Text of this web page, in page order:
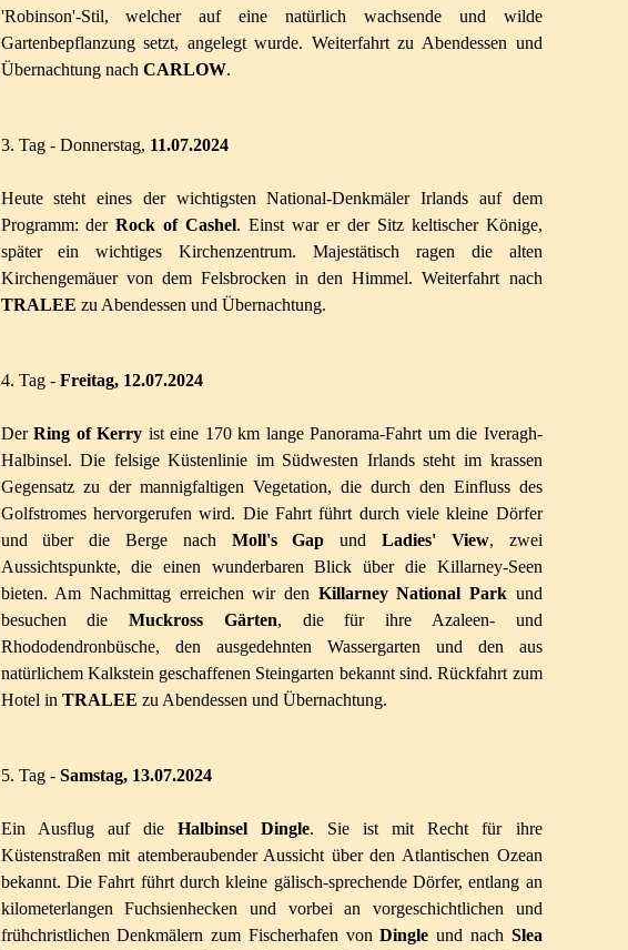
'Robinson'-Stil, welcher auf eine natürlich wachsende und wilde
Gartenbepflanzung setzt, angelegt wurde. Weiterfahrt zu Abendessen und
Übernachtung nach CARLOW.
3. Tag - Donnerstag, 11.07.2024
Heute steht eines der wichtigsten National-Denkmäler Irlands auf dem
Programm: derRock of Cashel. Einst war er der Sitz keltischer Könige,
später ein wichtiges Kirchenzentrum. Majestätisch ragen die alten
Kirchengemäuer von dem Felsbrocken in den Himmel. Weiterfahrt nach
TRALEE zu Abendessen und Übernachtung.
4. Tag - Freitag, 12.07.2024
DerRing of Kerry ist eine 170 km lange Panorama-Fahrt um die Iveragh-
Halbinsel. Die felsige Küstenlinie im Südwesten Irlands steht im krassen
Gegensatz zu der mannigfaltigen Vegetation, die durch den Einfluss des
Golfstromes hervorgerufen wird. Die Fahrt führt durch viele kleine Dörfer
und über die Berge nach Moll's Gapund Ladies' View, zwei
Aussichtspunkte, die einen wunderbaren Blick über die Killarney-Seen
bieten. Am Nachmittag erreichen wir den Killarney National Parkund
besuchen dieMuckross Gärten, die für ihre Azaleen- und
Rhododendronbüsche, den ausgedehnten Wassergarten und den aus
natürlichem Kalkstein geschaffenen Steingarten bekannt sind. Rückfahrt zum
Hotel in TRALEE zu Abendessen und Übernachtung.
5. Tag - Samstag, 13.07.2024
Ein Ausflug auf die Halbinsel Dingle. Sie ist mit Recht für ihre
Küstenstraßen mit atemberaubender Aussicht über den Atlantischen Ozean
bekannt. Die Fahrt führt durch kleine gälisch-sprechende Dörfer, entlang an
kilometerlangen Fuchsienhecken und vorbei an vorgeschichtlichen und
frühchristlichen Denkmälern zum Fischerhafen vonDingle und nach Slea